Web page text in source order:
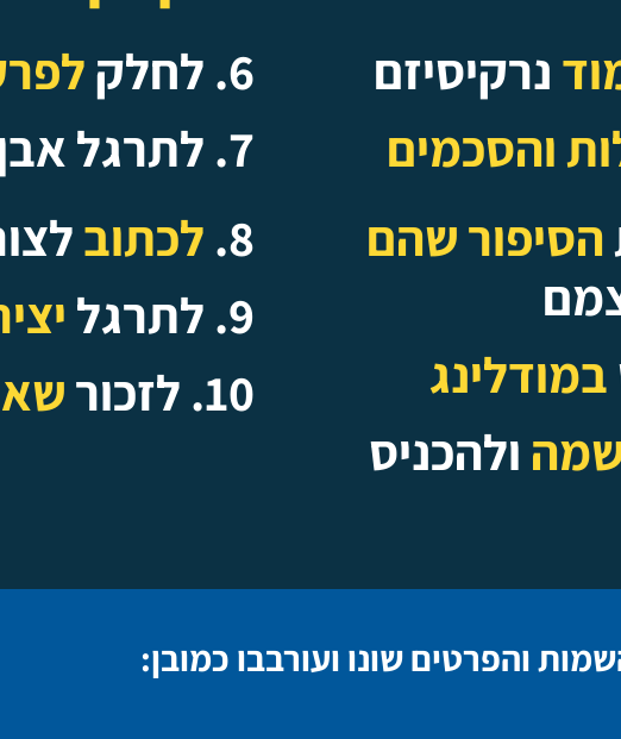
נרקיסיזם
והסכמים
6. לחלק
7. לתרגל אבן
הסיפור שהם
במודלינג
ולהכניס
8. לכתוב
9. לתרגל
10. לזכור
והפרטים שונו ועורבבו כמובן: